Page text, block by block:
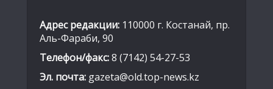
Адрес редакции: 110000 г. Костанай, пр.
Аль-Фараби, 90
Телефон/факс:8 (7142) 54-27-53
Эл. почта: gazeta@old.top-news.kz